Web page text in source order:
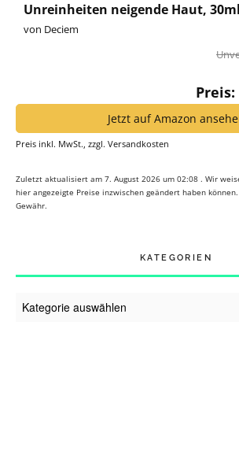
Unreinheiten neigende Haut, 30ml
von Deciem
Preis:
Jetzt auf Amazon
Preis inkl. MwSt., zzgl. Versandkosten
Zuletzt aktualisiert am 7. August 2026 um 02:08 . Wir
hier angezeigte Preise inzwischen geändert haben
Gewähr.
KATEGORIEN
Kategorien